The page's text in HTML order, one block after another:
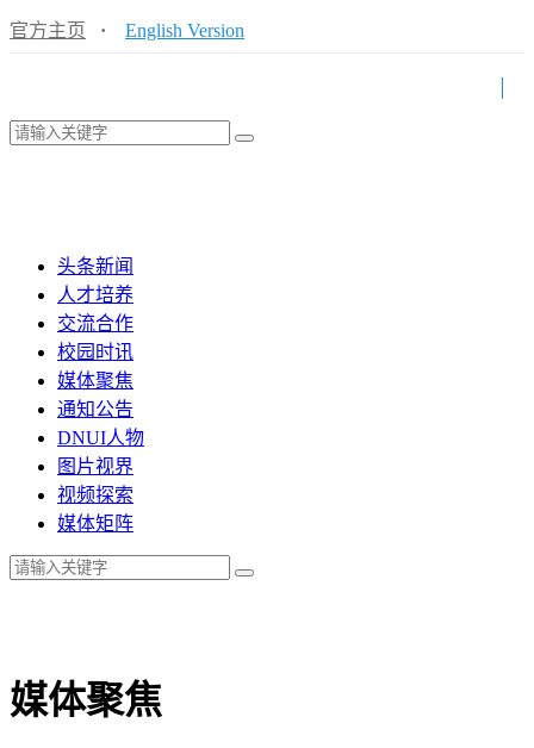
官方主页 · English Version
头条新闻
人才培养
交流合作
校园时讯
媒体聚焦
通知公告
DNUI人物
图片视界
视频探索
媒体矩阵
媒体聚焦